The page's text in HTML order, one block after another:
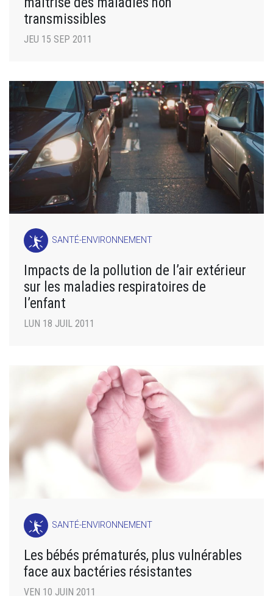
transmissibles
JEU 15 SEP 2011
SANTÉ-ENVIRONNEMENT
Impacts de la pollution de l’air extérieur
sur les maladies respiratoires de
l’enfant
LUN 18 JUIL 2011
SANTÉ-ENVIRONNEMENT
Les bébés prématurés, plus vulnérables
face aux bactéries résistantes
VEN 10 JUIN 2011